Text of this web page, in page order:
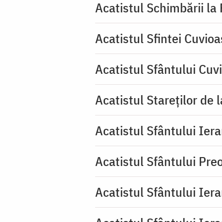
Acatistul Schimbării la
Acatistul Sfintei
Acatistul Sfântului
Acatistul Stareţilor de
Acatistul Sfântului
Acatistul Sfântului
Acatistul Sfântului